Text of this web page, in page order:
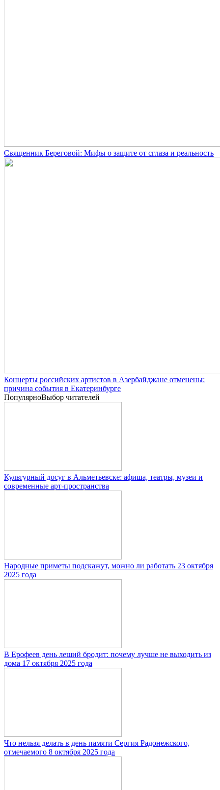
Священник Береговой: Мифы о защите от сглаза и реальность
Концерты российских артистов в Азербайджане отменены:
причина события в Екатеринбурге
ПопулярноВыбор читателей
Культурный досуг в Альметьевске: афиша, театры, музеи и
современные арт-пространства
Народные приметы подскажут, можно ли работать 23 октября
2025 года
В Ерофеев день леший бродит: почему лучше не выходить из
дома 17 октября 2025 года
Что нельзя делать в день памяти Сергия Радонежского,
отмечаемого 8 октября 2025 года